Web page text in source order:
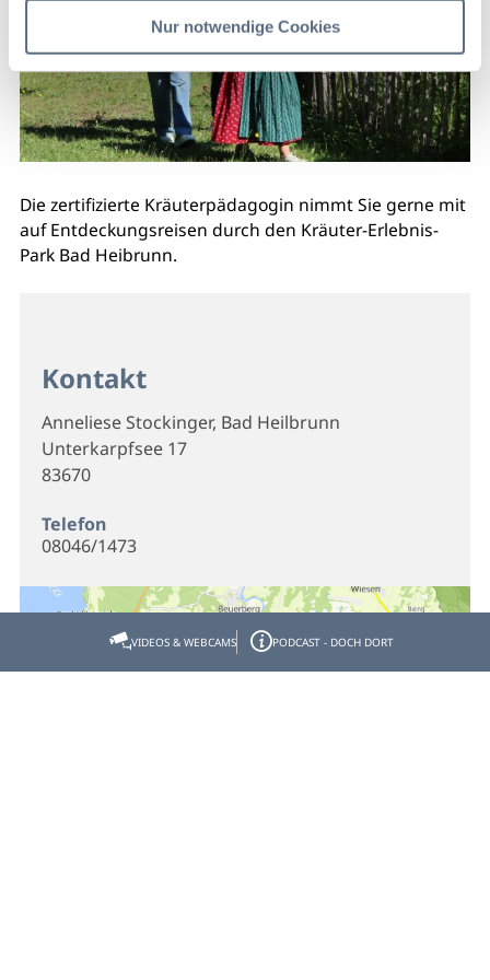
Nur notwendige Cookies
Die zertifizierte Kräuterpädagogin nimmt Sie gerne mit
auf Entdeckungsreisen durch den Kräuter-Erlebnis-
Park Bad Heibrunn.
Kontakt
Anneliese Stockinger, Bad Heilbrunn
Unterkarpfsee 17
83670
Telefon
08046/1473
VIDEOS & WEBCAMS PODCAST - DOCH DORT